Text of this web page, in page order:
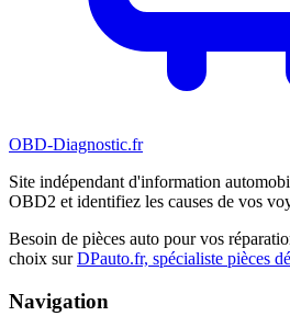
OBD-Diagnostic.fr
Site indépendant d'information
OBD2 et identifiez les causes de vos
Besoin de pièces auto pour vos
choix sur DPauto.fr, spécialiste pièces
Navigation